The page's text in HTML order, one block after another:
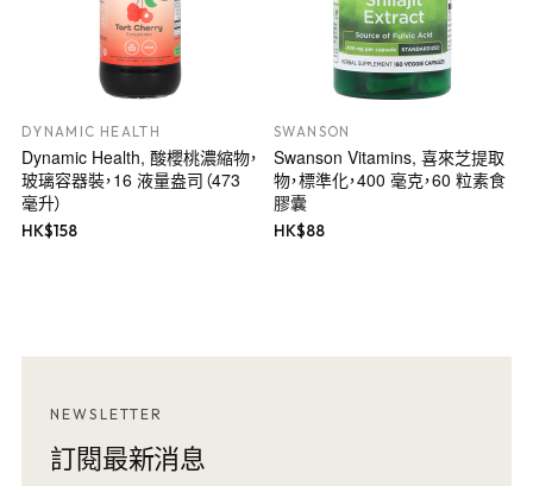
DYNAMIC HEALTH
Dynamic Health, 酸櫻桃濃縮物，
玻璃容器裝，16 液量盎司（473
毫升）
HK$158
SWANSON
Swanson Vitamins, 喜來芝提取
物，標準化，400 毫克，60 粒素食
膠囊
HK$88
NEWSLETTER
訂閱最新消息